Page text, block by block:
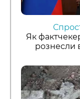
Як
рознесли